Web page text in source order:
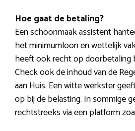
Hoe gaat de betaling?
Een schoonmaak assistent
het minimumloon en wettelijk
heeft ook recht op doorbetaling
Check ook de inhoud van de
aan Huis. Een witte werkster
op bij de belasting. In sommige
rechtstreeks via een platform